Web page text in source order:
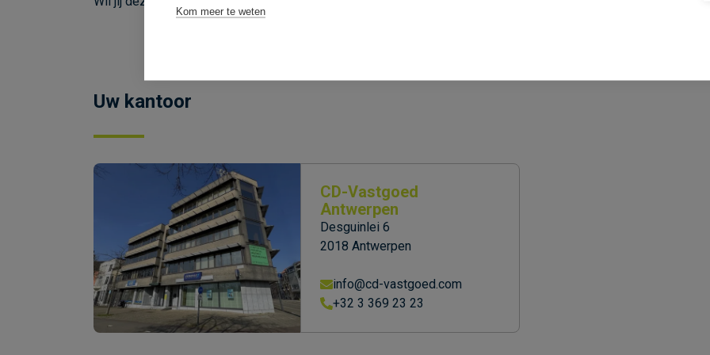
Uw kantoor
CD-Vastgoed
Antwerpen
Desguinlei 6
2018 Antwerpen
info@cd-vastgoed.com
+32 3 369 23 23
Kom meer te weten